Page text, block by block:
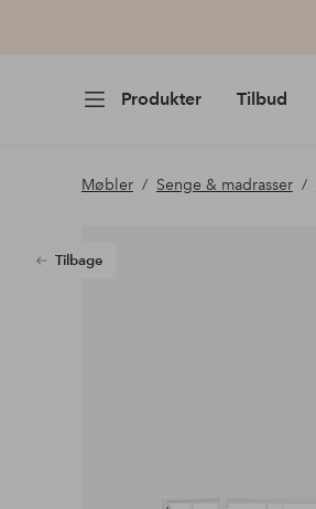
Produkter Tilbud
Møbler Senge & madrasser
Tilbage